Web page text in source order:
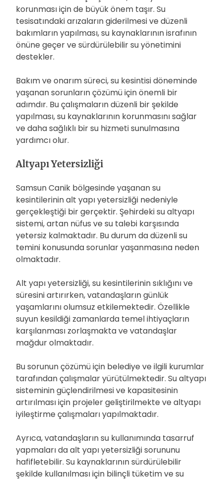
korunması için de büyük önem taşır. Su
tesisatındaki arızaların giderilmesi ve düzenli
bakımların yapılması, su kaynaklarının israfının
önüne geçer ve sürdürülebilir su yönetimini
destekler.
Bakım ve onarım süreci, su kesintisi döneminde
yaşanan sorunların çözümü için önemli bir
adımdır. Bu çalışmaların düzenli bir şekilde
yapılması, su kaynaklarının korunmasını sağlar
ve daha sağlıklı bir su hizmeti sunulmasına
yardımcı olur.
Altyapı Yetersizliği
Samsun Canik bölgesinde yaşanan su
kesintilerinin alt yapı yetersizliği nedeniyle
gerçekleştiği bir gerçektir. Şehirdeki su altyapı
sistemi, artan nüfus ve su talebi karşısında
yetersiz kalmaktadır. Bu durum da düzenli su
temini konusunda sorunlar yaşanmasına neden
olmaktadır.
Alt yapı yetersizliği, su kesintilerinin sıklığını ve
süresini artırırken, vatandaşların günlük
yaşamlarını olumsuz etkilemektedir. Özellikle
suyun kesildiği zamanlarda temel ihtiyaçların
karşılanması zorlaşmakta ve vatandaşlar
mağdur olmaktadır.
Bu sorunun çözümü için belediye ve ilgili kurumlar
tarafından çalışmalar yürütülmektedir. Su altyapı
sisteminin güçlendirilmesi ve kapasitesinin
artırılması için projeler geliştirilmekte ve altyapı
iyileştirme çalışmaları yapılmaktadır.
Ayrıca, vatandaşların su kullanımında tasarruf
yapmaları da alt yapı yetersizliği sorununu
hafifletebilir. Su kaynaklarının sürdürülebilir
şekilde kullanılması için bilinçli tüketim ve su